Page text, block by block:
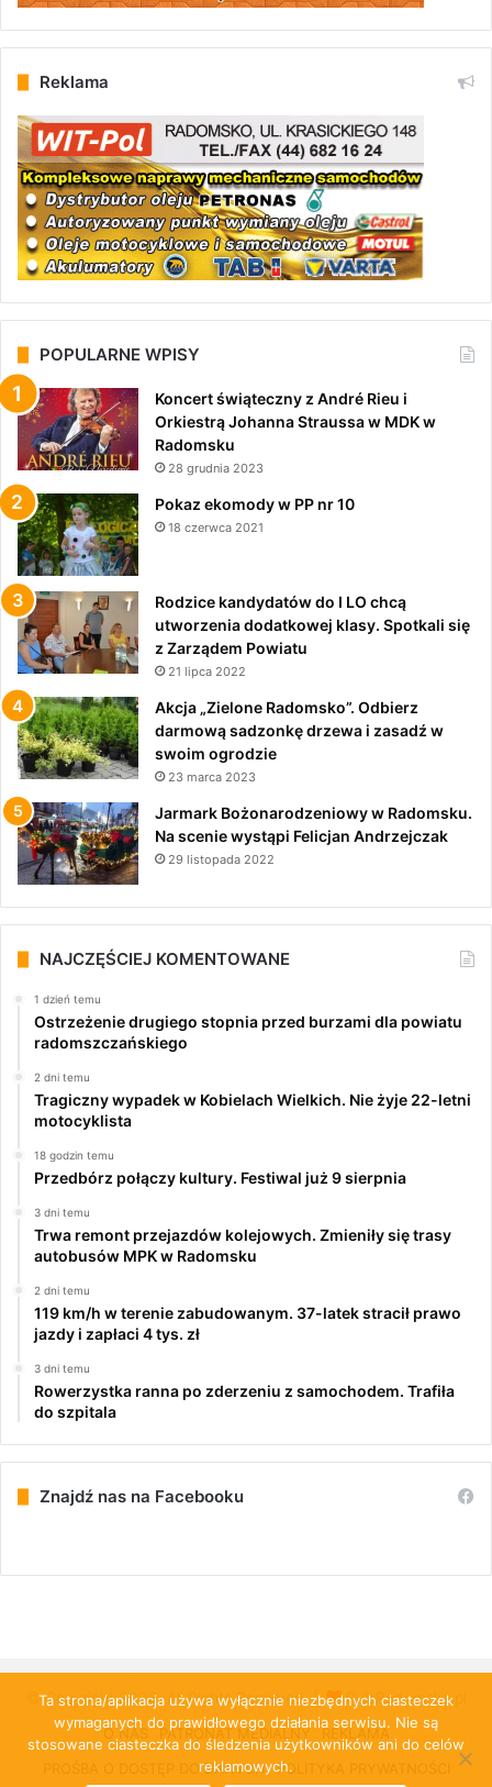
Reklama
POPULARNE WPISY
Koncert świąteczny z André Rieu i
Orkiestrą Johanna Straussa w MDK w
Radomsku
28 grudnia 2023
Pokaz ekomody w PP nr 10
18 czerwca 2021
Rodzice kandydatów do I LO chcą
utworzenia dodatkowej klasy. Spotkali się
z Zarządem Powiatu
21 lipca 2022
Akcja „Zielone Radomsko”. Odbierz
darmową sadzonkę drzewa i zasadź w
swoim ogrodzie
23 marca 2023
Jarmark Bożonarodzeniowy w Radomsku.
Na scenie wystąpi Felicjan Andrzejczak
29 listopada 2022
NAJCZĘŚCIEJ KOMENTOWANE
1 dzień temu
Ostrzeżenie drugiego stopnia przed burzami dla powiatu
radomszczańskiego
2 dni temu
Tragiczny wypadek w Kobielach Wielkich. Nie żyje 22-letni
motocyklista
18 godzin temu
Przedbórz połączy kultury. Festiwal już 9 sierpnia
3 dni temu
Trwa remont przejazdów kolejowych. Zmieniły się trasy
autobusów MPK w Radomsku
2 dni temu
119 km/h w terenie zabudowanym. 37-latek stracił prawo
jazdy i zapłaci 4 tys. zł
3 dni temu
Rowerzystka ranna po zderzeniu z samochodem. Trafiła
do szpitala
Znajdź nas na Facebooku
© Copyright 2026, All Rights Reserved | PulsRadomska.pl
O NAS PATRONAT MEDIALNY
REKLAMA
PROŚBA O DOSTĘP DO DANYCH
POLITYKA PRYWATNOŚCI
Ta strona/aplikacja używa wyłącznie niezbędnych ciasteczek
wymaganych do prawidłowego działania serwisu. Nie są
stosowane ciasteczka do śledzenia użytkowników ani do celów
reklamowych.